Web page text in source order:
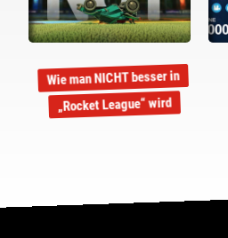
Wie man NICHT besser in
„Rocket League“ wird